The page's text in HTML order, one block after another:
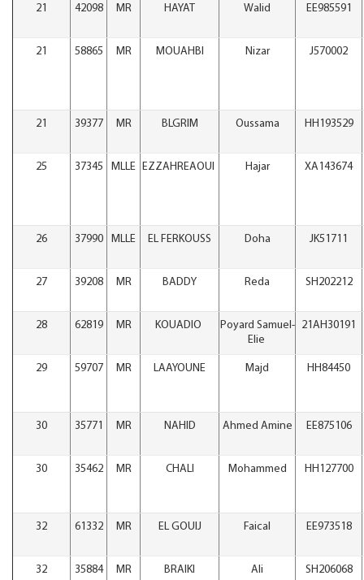
21 42098 MR HAYAT Walid EE985591
21 58865 MR MOUAHBI Nizar J570002
21 39377 MR BLGRIM Oussama HH193529
25 37345 MLLE EZZAHREAOUI Hajar XA143674
26 37990 MLLE EL FERKOUSS Doha JK51711
27 39208 MR BADDY Reda SH202212
28 62819 MR KOUADIO
Poyard Samuel-
Elie
21AH30191
29 59707 MR LAAYOUNE Majd HH84450
30 35771 MR NAHID Ahmed Amine EE875106
30 35462 MR CHALI Mohammed HH127700
32 61332 MR EL GOUIJ Faical EE973518
32 35884 MR BRAIKI Ali SH206068